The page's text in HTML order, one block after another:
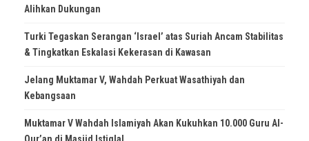
Alihkan Dukungan
Turki Tegaskan Serangan ‘Israel’ atas Suriah Ancam Stabilitas
& Tingkatkan Eskalasi Kekerasan di Kawasan
Jelang Muktamar V, Wahdah Perkuat Wasathiyah dan
Kebangsaan
Muktamar V Wahdah Islamiyah Akan Kukuhkan 10.000 Guru Al-